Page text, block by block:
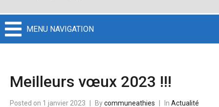
MENU NAVIGATION
Meilleurs vœux 2023 !!!
Posted on 1 janvier 2023 Bycommuneathies In Actualité